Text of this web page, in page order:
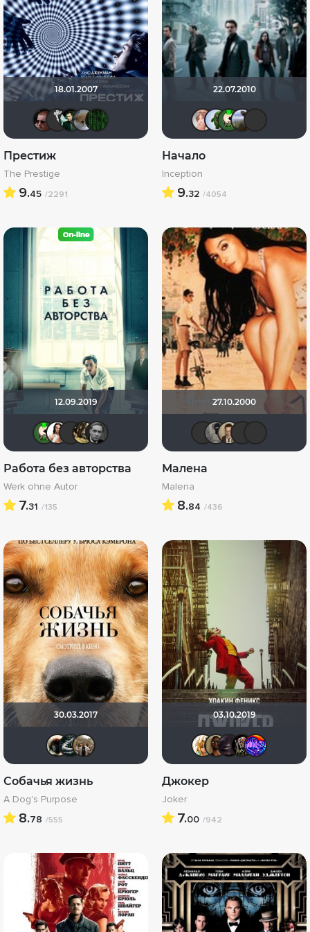
18.01.2007
Mark Renton
Престиж
The Prestige
9.45 /2291
22.07.2010
reyzeld
Начало
Inception
9.32 /4054
12.09.2019
ХромЪ von Stierlitz
Работа без авторства
Werk ohne Autor
7.31 /135
27.10.2000
Фрэнк
Малена
Malena
8.84 /436
30.03.2017
Большой любитель кино
Vladimir Samsonov
Собачья жизнь
A Dog's Purpose
8.78 /555
03.10.2019
Джокер
Joker
7.00 /942